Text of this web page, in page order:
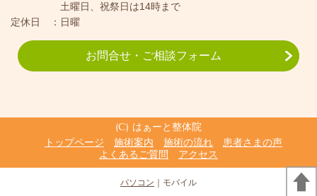
土曜日、祝祭日は14時まで
定休日 ：日曜
お問合せ・ご相談フォーム
(C) はぁーと整体院
トップページ
施術案内 施術の流れ
患者さまの声
よくあるご質問
アクセス
パソコン ｜モバイル